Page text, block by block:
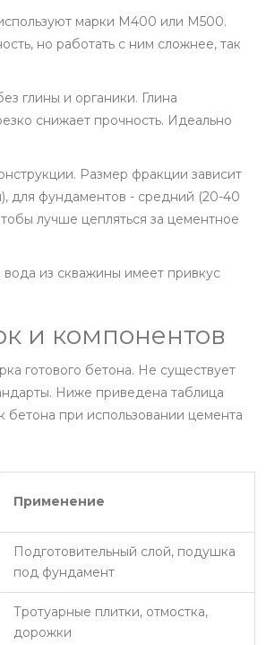
марки М400 или М500.
но работать с ним сложнее, так
глины и органики. Глина
снижает прочность. Идеально
Размер фракции зависит
для фундаментов - средний (20-40
лучше цепляться за цементное
из скважины имеет привкус
и компонентов
готового бетона. Не существует
Ниже приведена таблица
при использовании цемента
Применение
Подготовительный слой, подушка
под фундамент
Тротуарные плитки, отмостка,
дорожки